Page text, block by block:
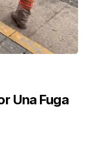
Una Fuga